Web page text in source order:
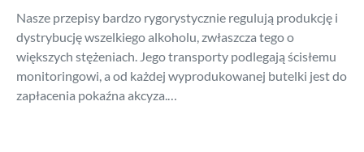
Nasze przepisy bardzo rygorystycznie regulują produkcję i
dystrybucję wszelkiego alkoholu, zwłaszcza tego o
większych stężeniach. Jego transporty podlegają ścisłemu
monitoringowi, a od każdej wyprodukowanej butelki jest do
zapłacenia pokaźna akcyza.…